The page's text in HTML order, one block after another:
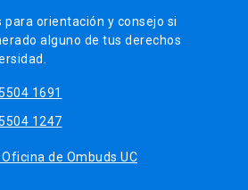
para orientación y consejo si
alguno de tus derechos
1691
1247
Oficina de Ombuds UC